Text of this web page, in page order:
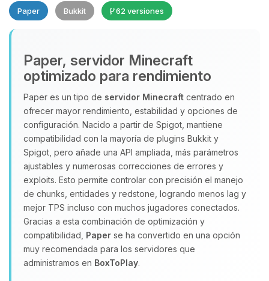
Paper Bukkit 62 versiones
Paper, servidor Minecraft
optimizado para rendimiento
Paper es un tipo de servidor Minecraft centrado en
ofrecer mayor rendimiento, estabilidad y opciones de
configuración. Nacido a partir de Spigot, mantiene
compatibilidad con la mayoría de plugins Bukkit y
Spigot, pero añade una API ampliada, más parámetros
ajustables y numerosas correcciones de errores y
exploits. Esto permite controlar con precisión el manejo
de chunks, entidades y redstone, logrando menos lag y
mejor TPS incluso con muchos jugadores conectados.
Gracias a esta combinación de optimización y
compatibilidad, Paper se ha convertido en una opción
muy recomendada para los servidores que
administramos en BoxToPlay.
Yupi, por fin alguien con quien
hablar! Soy Choupy, tu pequeno
asistente de BoxToPlay. Cuentame
que necesitas y moveré mis
pequenos circuitos para ayudarte.
06/08/2026 23:11